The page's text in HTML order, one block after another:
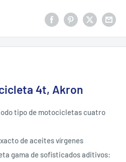
4t, Akron
tipo de motocicletas cuatro
de aceites vírgenes
gama de sofisticados aditivos: